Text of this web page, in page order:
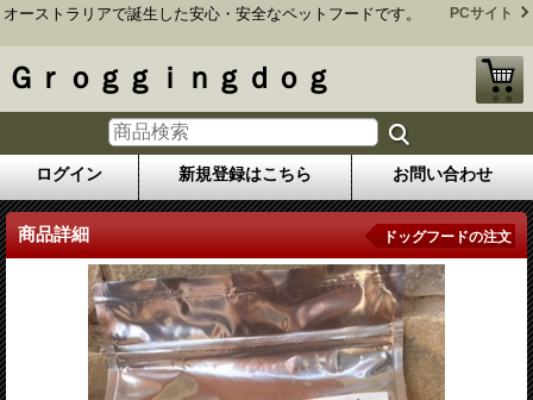
オーストラリアで誕生した安心・安全なペットフードです。 PCサイト
Ｇｒｏｇｇｉｎｇｄｏｇ
ログイン 新規登録はこちら お問い合わせ
商品詳細 ドッグフードの注文